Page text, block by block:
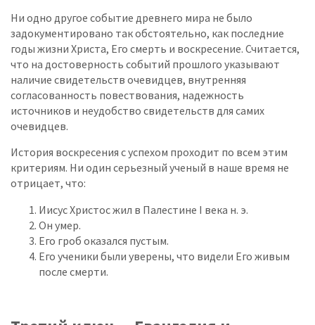
Ни одно другое событие древнего мира не было
задокументировано так обстоятельно, как последние
годы жизни Христа, Его смерть и воскресение. Считается,
что на достоверность событий прошлого указывают
наличие свидетельств очевидцев, внутренняя
согласованность повествования, надежность
источников и неудобство свидетельств для самих
очевидцев.
История воскресения с успехом проходит по всем этим
критериям. Ни один серьезный ученый в наше время не
отрицает, что:
Иисус Христос жил в Палестине I века н. э.
Он умер.
Его гроб оказался пустым.
Его ученики были уверены, что видели Его живым
после смерти.